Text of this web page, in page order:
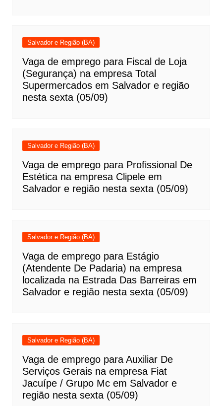
Salvador e Região (BA)
Vaga de emprego para Fiscal de Loja
(Segurança) na empresa Total
Supermercados em Salvador e região
nesta sexta (05/09)
Salvador e Região (BA)
Vaga de emprego para Profissional De
Estética na empresa Clipele em
Salvador e região nesta sexta (05/09)
Salvador e Região (BA)
Vaga de emprego para Estágio
(Atendente De Padaria) na empresa
localizada na Estrada Das Barreiras em
Salvador e região nesta sexta (05/09)
Salvador e Região (BA)
Vaga de emprego para Auxiliar De
Serviços Gerais na empresa Fiat
Jacuípe / Grupo Mc em Salvador e
região nesta sexta (05/09)